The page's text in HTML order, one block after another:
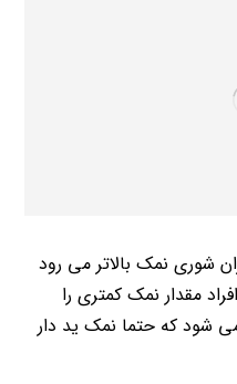
شوری نمک بالاتر می رود
مقدار نمک کمتری را
شود که حتما نمک ید دار